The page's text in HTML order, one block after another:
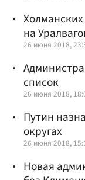
на
26 июня 2018,
список
26 июня 2018,
Путин
округах
26 июня 2018,
Новая